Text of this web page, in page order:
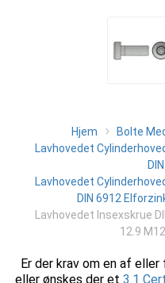
Hjem
Bolte
Lavhovedet
Lavhovedet
DIN 6912
Lavhovedet Insexskrue
12.9
Er der krav om en af
eller ønskes der et 3.1